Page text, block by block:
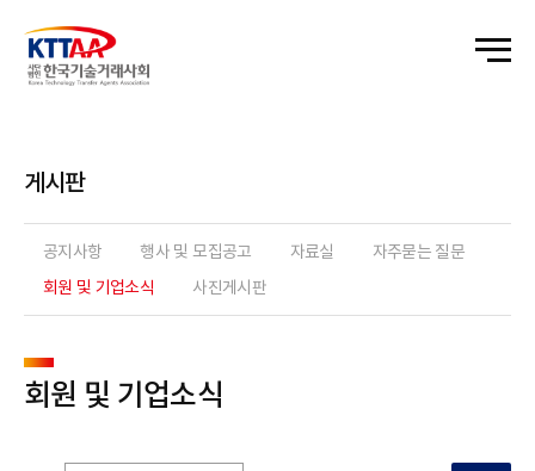
게시판
공지사항 행사 및 모집공고 자료실
자주묻는 질문
회원 및 기업소식
사진게시판
회원 및 기업소식